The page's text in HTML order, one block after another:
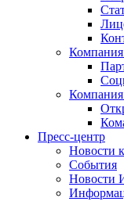
Пресс-центр
Новости
События
Новости